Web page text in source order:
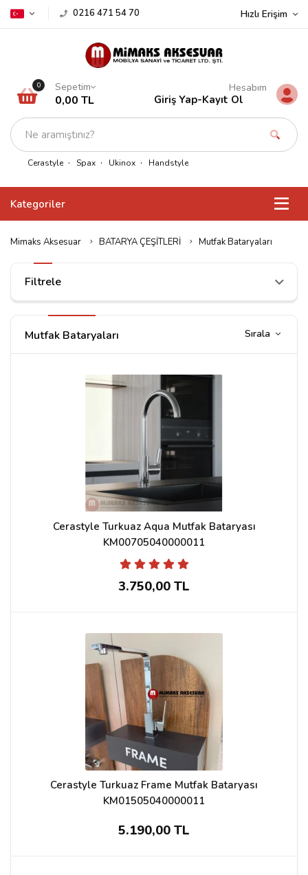
0216 471 54 70 Hızlı Erişim
Cerastyle Spax Ukinox Handstyle
0 Sepetim
0,00 TL
Hesabım
Giriş Yap-Kayıt Ol
Kategoriler
Mimaks Aksesuar BATARYA ÇEŞİTLERİ Mutfak Bataryaları
Filtrele
Mutfak Bataryaları Sırala
Cerastyle Turkuaz Aqua Mutfak Bataryası
KM00705040000011
3.750,00 TL
Cerastyle Turkuaz Frame Mutfak Bataryası
KM01505040000011
5.190,00 TL